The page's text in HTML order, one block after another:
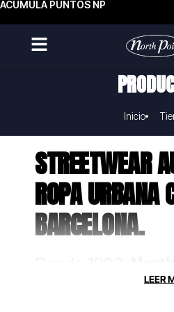
ACUMULA PUNTOS NP
Inicio
STREETWEAR
ROPA URBANA
BARCELONA.
solo fabrica ropa,